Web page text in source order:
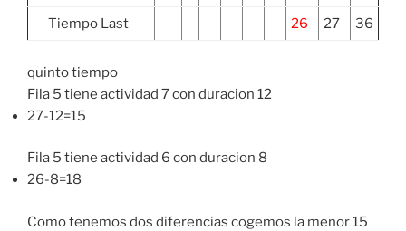
Tiempo Last 26 27 36
quinto tiempo
Fila 5 tiene actividad 7 con duracion 12
27-12=15
Fila 5 tiene actividad 6 con duracion 8
26-8=18
Como tenemos dos diferencias cogemos la menor 15